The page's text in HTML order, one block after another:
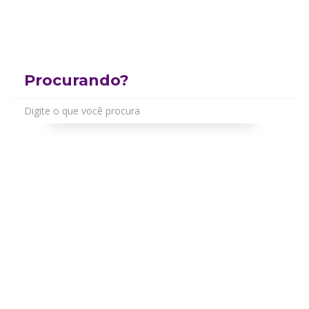
Procurando?